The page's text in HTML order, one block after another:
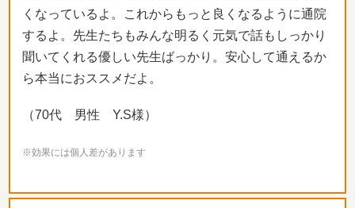
くなっているよ。これからもっと良くなるように通院
するよ。先生たちもみんな明るく元気で話もしっかり
聞いてくれる優しい先生ばっかり。安心して通えるか
ら本当におススメだよ。
（70代 男性 Y.S様）
※効果には個人差があります